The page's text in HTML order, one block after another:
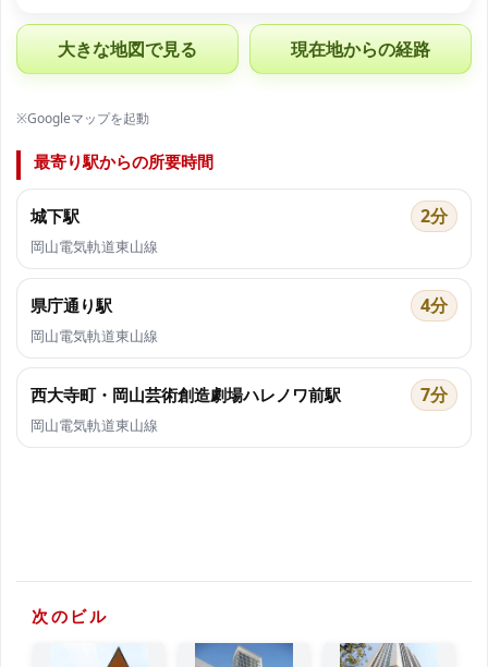
大きな地図で見る 現在地からの経路
※Googleマップを起動
最寄り駅からの所要時間
城下駅 2分
岡山電気軌道東山線
県庁通り駅 4分
岡山電気軌道東山線
西大寺町・岡山芸術創造劇場ハレノワ前駅 7分
岡山電気軌道東山線
次のビル